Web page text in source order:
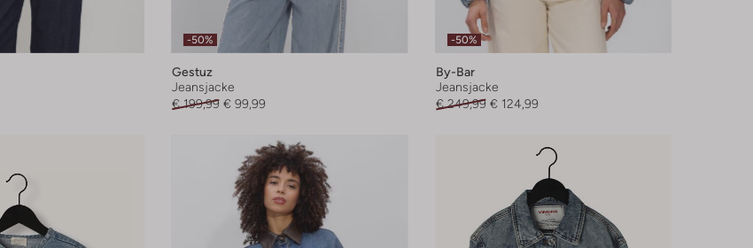
-50%
Gestuz
Jeansjacke
€ 199,99 € 99,99
-50%
By-Bar
Jeansjacke
€ 249,99 € 124,99